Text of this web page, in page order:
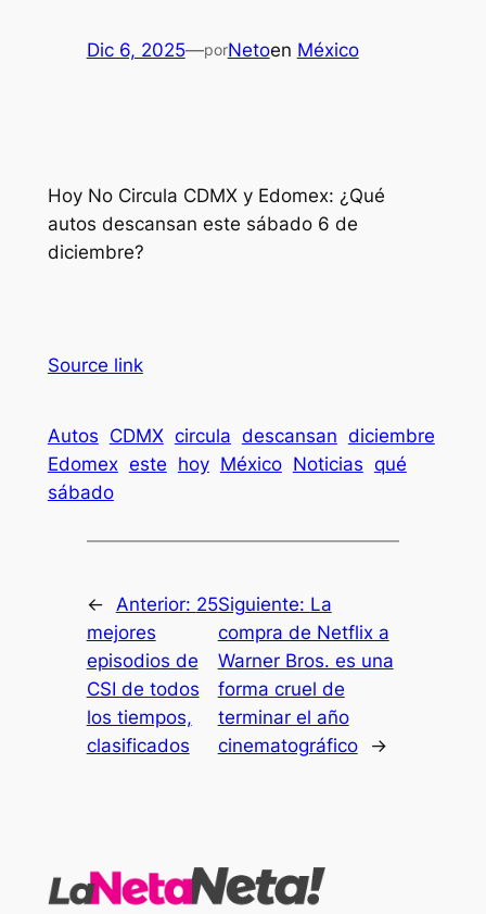
Dic 6, 2025—porNetoen México
Hoy No Circula CDMX y Edomex: ¿Qué
autos descansan este sábado 6 de
diciembre?
Source link
Autos CDMX circula descansan diciembre
Edomex este hoy México Noticias qué
sábado
← Anterior: 25
mejores
episodios de
CSI de todos
los tiempos,
clasificados
Siguiente: La
compra de Netflix a
Warner Bros. es una
forma cruel de
terminar el año
cinematográfico
→